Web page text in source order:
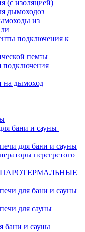
(с изоляцией)
дымоходов
из
подключения к
пемзы
подключения
на дымоход
бани и сауны
для бани и сауны
перегретого
ПАРОТЕРМАЛЬНЫЕ
для бани и сауны
для сауны
бани и сауны